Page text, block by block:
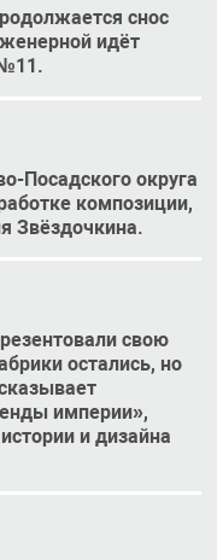
снос
идёт
Посадского округа
композиции,
Звёздочкина.
свою
остались, но
империи»,
и дизайна